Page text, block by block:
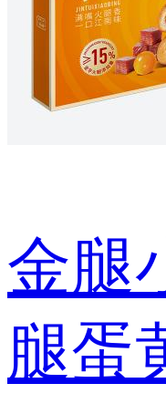
金腿
腿蛋